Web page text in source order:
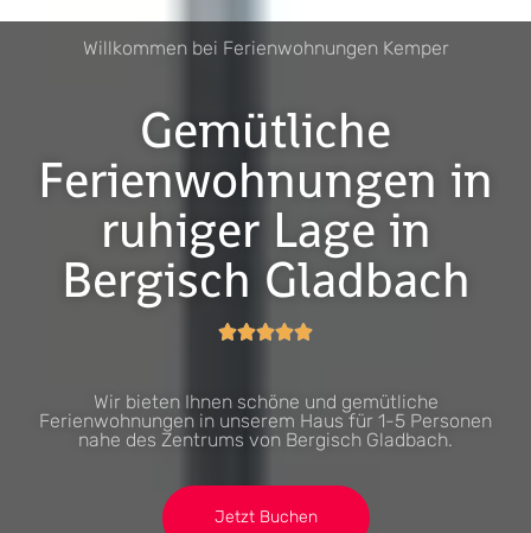
Willkommen bei Ferienwohnungen Kemper
Gemütliche
Ferienwohnungen in
ruhiger Lage in
Bergisch Gladbach

Wir bieten Ihnen schöne und gemütliche
Ferienwohnungen in unserem Haus für 1-5 Personen
nahe des Zentrums von Bergisch Gladbach.
Jetzt Buchen